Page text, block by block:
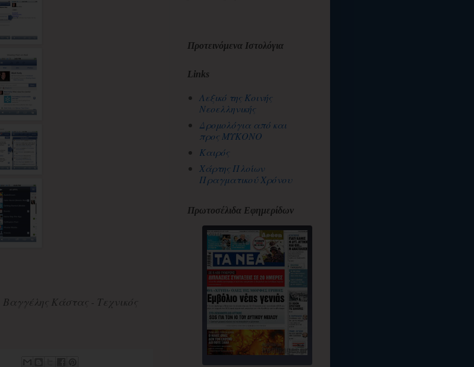
Βαγγέλης Κάστας - Τεχνικός
Προτεινόμενα Ιστολόγια
Links
Λεξικό της Κοινής
Νεοελληνικής
Δρομολόγια από και
προς ΜΥΚΟΝΟ
Καιρός
Χάρτης Πλοίων
Πραγματικού Χρόνου
Πρωτοσέλιδα Εφημερίδων